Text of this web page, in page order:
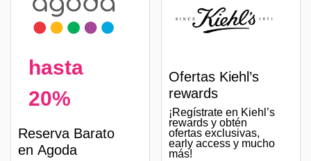
hasta
20%
Reserva Barato
en Agoda
Ofertas Kiehl’s
rewards
¡Regístrate en Kiehl’s
rewards y obtén
ofertas exclusivas,
early access y mucho
más!